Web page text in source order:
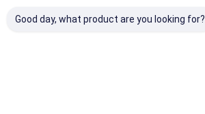
Good day, what product are you looking for?